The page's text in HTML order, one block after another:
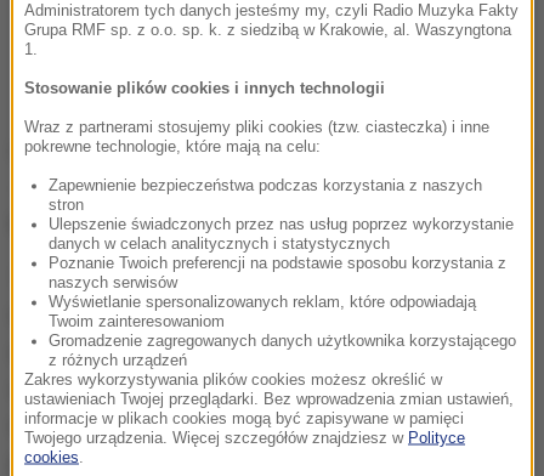
Co ciekawe, BIEGUN obchodzi w tym roku 5. urodziny
- i z tej okazji przygotowano w Gdyni specjalną
kategorię: to BIEGUN TOTALNY!
Ten ośmiogodzinny bieg z przeszkodami - pierwszy
taki w Polsce - odbędzie się już w najbliższą
niedzielę. Zasady są banalnie proste: podejmij
wyzwanie, wykręć między 07:00 a 15:00 jak
największą liczbę okrążeń, nie daj się rywalom i jako
pierwszy w kraju zdobądź podium w naprawdę
Administratorem tych danych jesteśmy my, czyli Radio Muzyka Fakty
Grupa RMF sp. z o.o. sp. k. z siedzibą w Krakowie, al. Waszyngtona
1.
Stosowanie plików cookies i innych technologii
Wraz z partnerami stosujemy pliki cookies (tzw. ciasteczka) i inne
pokrewne technologie, które mają na celu:
Zapewnienie bezpieczeństwa podczas korzystania z naszych
stron
Ulepszenie świadczonych przez nas usług poprzez wykorzystanie
danych w celach analitycznych i statystycznych
Poznanie Twoich preferencji na podstawie sposobu korzystania z
naszych serwisów
Wyświetlanie spersonalizowanych reklam, które odpowiadają
Twoim zainteresowaniom
Gromadzenie zagregowanych danych użytkownika korzystającego
z różnych urządzeń
Zakres wykorzystywania plików cookies możesz określić w
ustawieniach Twojej przeglądarki. Bez wprowadzenia zmian ustawień,
informacje w plikach cookies mogą być zapisywane w pamięci
Twojego urządzenia. Więcej szczegółów znajdziesz w Polityce
cookies